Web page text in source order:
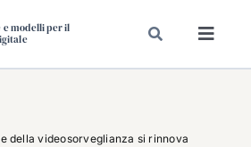
e modelli per il
della videosorveglianza si rinnova